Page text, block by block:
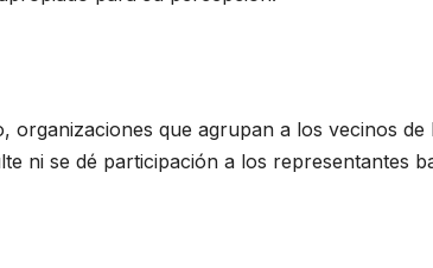
organizaciones que agrupan a los vecinos
ni se dé participación a los representantes